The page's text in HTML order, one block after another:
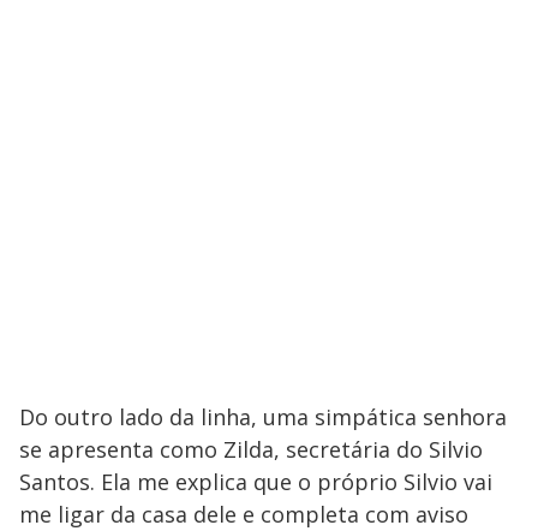
Do outro lado da linha, uma simpática senhora
se apresenta como Zilda, secretária do Silvio
Santos. Ela me explica que o próprio Silvio vai
me ligar da casa dele e completa com aviso